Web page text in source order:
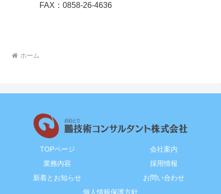
FAX：0858-26-4636
ホーム
TOPページ
会社案内
業務内容
採用情報
新着とお知らせ
お問い合わせ
個人情報保護方針